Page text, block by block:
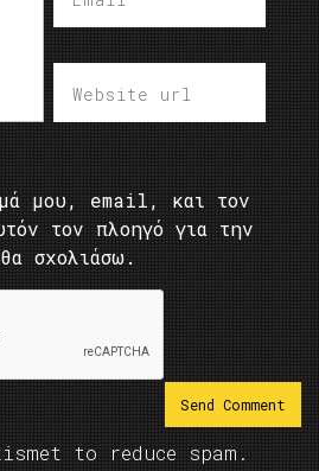
μου, email, και τον
τον πλοηγό για την
σχολιάσω.
to reduce spam.